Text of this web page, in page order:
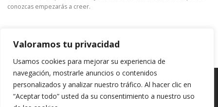
Valoramos tu privacidad
Usamos cookies para mejorar su experiencia de
navegación, mostrarle anuncios o contenidos
personalizados y analizar nuestro tráfico. Al hacer clic en
“Aceptar todo” usted da su consentimiento a nuestro uso
conozcas empezarás a creer.
Copyright © 2020
para mayores de 18 años.